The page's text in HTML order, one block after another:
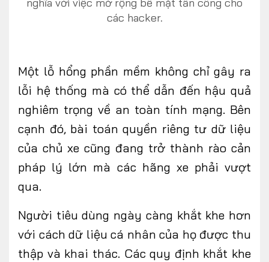
các hacker.
Một lỗ hổng phần mềm không chỉ gây ra
lỗi hệ thống mà có thể dẫn đến hậu quả
nghiêm trọng về an toàn tính mạng. Bên
cạnh đó, bài toán quyền riêng tư dữ liệu
của chủ xe cũng đang trở thành rào cản
pháp lý lớn mà các hãng xe phải vượt
qua.
Người tiêu dùng ngày càng khắt khe hơn
với cách dữ liệu cá nhân của họ được thu
thập và khai thác. Các quy định khắt khe